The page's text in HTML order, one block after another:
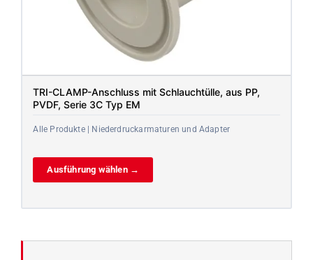
TRI-CLAMP-Anschluss mit Schlauchtülle, aus PP,
PVDF, Serie 3C Typ EM
Alle Produkte | Niederdruckarmaturen und Adapter
Ausführung wählen →